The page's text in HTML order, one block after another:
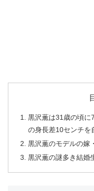
黒沢薫は31歳の頃に
の身長差10センチを
黒沢薫のモデルの嫁
黒沢薫の謎多き結婚